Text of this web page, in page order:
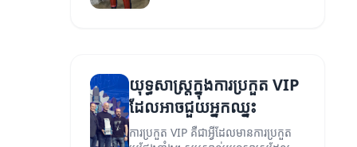
យុទ្ធសាស្ត្រក្នុងការប្រកួត VIP
ដែលអាចជួយអ្នកឈ្នះ
ការប្រកួត VIP គឺជាអ្វីដែលមានការប្រកួត